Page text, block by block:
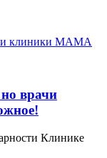
врачи
Клинике